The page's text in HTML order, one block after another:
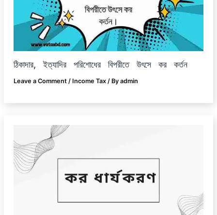
ঠিকাদার, ইত্যাদির পরিশোধের বিপরীতে উৎসে কর কর্তন
Leave a Comment / Income Tax/ By admin